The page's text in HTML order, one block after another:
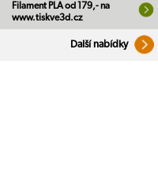
Filament PLA od 179,- na
www.tiskve3d.cz
Další nabídky